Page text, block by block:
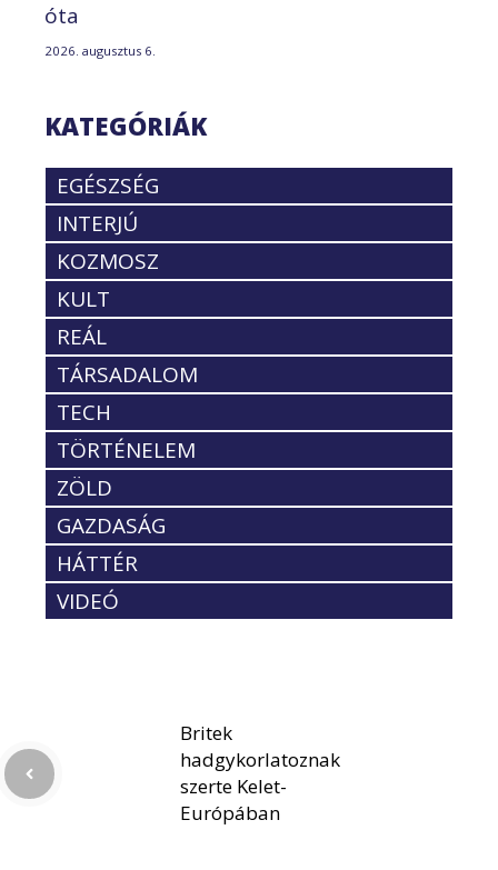
óta
2026. augusztus 6.
KATEGÓRIÁK
EGÉSZSÉG
INTERJÚ
KOZMOSZ
KULT
REÁL
TÁRSADALOM
TECH
TÖRTÉNELEM
ZÖLD
GAZDASÁG
HÁTTÉR
VIDEÓ
Britek
hadgykorlatoznak
szerte Kelet-
Európában